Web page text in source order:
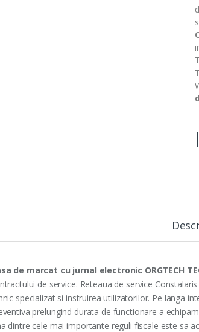
de marcat cu jurnal electronic ORGTECH
de service. Reteaua de service
specializat si instruirea utilizatorilor. Pe langa
prelungind durata de functionare a
dintre cele mai importante reguli fiscale este sa